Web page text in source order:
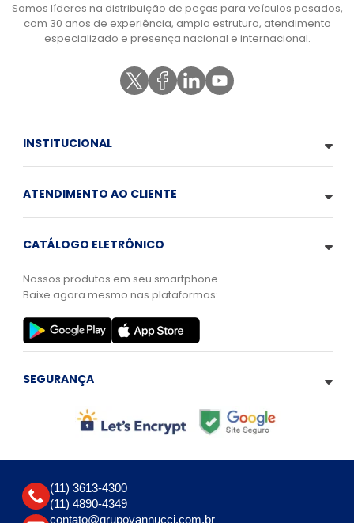
Somos líderes na distribuição de peças para veículos pesados,
com 30 anos de experiência, ampla estrutura, atendimento
especializado e presença nacional e internacional.
INSTITUCIONAL
ATENDIMENTO AO CLIENTE
CATÁLOGO ELETRÔNICO
Nossos produtos em seu smartphone.
Baixe agora mesmo nas plataformas:
SEGURANÇA
(11) 3613-4300
(11) 4890-4349
contato@grupovannucci.com.br